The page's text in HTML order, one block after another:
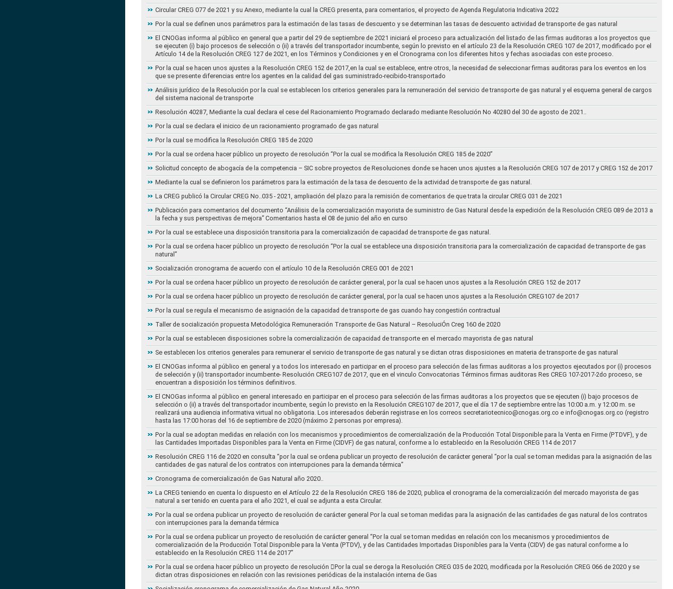
Circular CREG 077 de 2021 y su Anexo, mediante la cual la CREG presenta, para comentarios, el proyecto de Agenda Regulatoria Indicativa 2022
Por la cual se definen unos parámetros para la estimación de las tasas de descuento y se determinan las tasas de descuento actividad de transporte de gas natural
El CNOGas informa al público en general que a partir del 29 de septiembre de 2021 iniciará el proceso para actualización del listado de las firmas auditoras a los proyectos que
se ejecuten (i) bajo procesos de selección o (ii) a través del transportador incumbente, según lo previsto en el artículo 23 de la Resolución CREG 107 de 2017, modificado por el
Artículo 14 de la Resolución CREG 127 de 2021, en los Términos y Condiciones y en el Cronograma con los diferentes hitos y fechas asociadas con este proceso.
Por la cual se hacen unos ajustes a la Resolución CREG 152 de 2017,en la cual se establece, entre otros, la necesidad de seleccionar firmas auditoras para los eventos en los
que se presente diferencias entre los agentes en la calidad del gas suministrado-recibido-transportado
Análisis jurídico de la Resolución por la cual se establecen los criterios generales para la remuneración del servicio de transporte de gas natural y el esquema general de cargos
del sistema nacional de transporte
Resolución 40287, Mediante la cual declara el cese del Racionamiento Programado declarado mediante Resolución No 40280 del 30 de agosto de 2021..
Por la cual se declara el inicico de un racionamiento programado de gas natural
Por la cual se modifica la Resolución CREG 185 de 2020
Por la cual se ordena hacer público un proyecto de resolución “Por la cual se modifica la Resolución CREG 185 de 2020”
Solicitud concepto de abogacía de la competencia – SIC sobre proyectos de Resoluciones donde se hacen unos ajustes a la Resolución CREG 107 de 2017 y CREG 152 de 2017
Mediante la cual se definieron los parámetros para la estimación de la tasa de descuento de la actividad de transporte de gas natural.
La CREG publicó la Circular CREG No..035 - 2021, ampliación del plazo para la remisión de comentarios de que trata la circular CREG 031 de 2021
Publicación para comentarios del documento “Análisis de la comercialización mayorista de suministro de Gas Natural desde la expedición de la Resolución CREG 089 de 2013 a
la fecha y sus perspectivas de mejora” Comentarios hasta el 08 de junio del año en curso
Por la cual se establece una disposición transitoria para la comercialización de capacidad de transporte de gas natural.
Por la cual se ordena hacer público un proyecto de resolución “Por la cual se establece una disposición transitoria para la comercialización de capacidad de transporte de gas
natural”
Socialización cronograma de acuerdo con el artículo 10 de la Resolución CREG 001 de 2021
Por la cual se ordena hacer público un proyecto de resolución de carácter general, por la cual se hacen unos ajustes a la Resolución CREG 152 de 2017
Por la cual se ordena hacer público un proyecto de resolución de carácter general, por la cual se hacen unos ajustes a la Resolución CREG107 de 2017
Por la cual se regula el mecanismo de asignación de la capacidad de transporte de gas cuando hay congestión contractual
Taller de socialización propuesta Metodológica Remuneración Transporte de Gas Natural – ResoluciÓn Creg 160 de 2020
Por la cual se establecen disposiciones sobre la comercialización de capacidad de transporte en el mercado mayorista de gas natural
Se establecen los criterios generales para remunerar el servicio de transporte de gas natural y se dictan otras disposiciones en materia de transporte de gas natural
El CNOGas informa al público en general y a todos los interesado en participar en el proceso para selección de las firmas auditoras a los proyectos ejecutados por (i) procesos
de selección y (ii) transportador incumbente- Resolución CREG107 de 2017, que en el vinculo Convocatorias Términos firmas auditoras Res CREG 107-2017-2do proceso, se
encuentran a disposición los términos definitivos.
El CNOGas informa al público en general interesado en participar en el proceso para selección de las firmas auditoras a los proyectos que se ejecuten (i) bajo procesos de
selección o (ii) a través del transportador incumbente, según lo previsto en la Resolución CREG107 de 2017, que el día 17 de septiembre entre las 10:00 a.m. y 12:00 m. se
realizará una audiencia informativa virtual no obligatoria. Los interesados deberán registrase en los correos secretariotecnico@cnogas.org.co e info@cnogas.org.co (registro
hasta las 17:00 horas del 16 de septiembre de 2020 (máximo 2 personas por empresa).
Por la cual se adoptan medidas en relación con los mecanismos y procedimientos de comercialización de la Producción Total Disponible para la Venta en Firme (PTDVF), y de
las Cantidades Importadas Disponibles para la Venta en Firme (CIDVF) de gas natural, conforme a lo establecido en la Resolución CREG 114 de 2017
Resolución CREG 116 de 2020 en consulta “por la cual se ordena publicar un proyecto de resolución de carácter general “por la cual se toman medidas para la asignación de las
cantidades de gas natural de los contratos con interrupciones para la demanda térmica”
Cronograma de comercialización de Gas Natural año 2020..
La CREG teniendo en cuenta lo dispuesto en el Artículo 22 de la Resolución CREG 186 de 2020, publica el cronograma de la comercialización del mercado mayorista de gas
natural a ser tenido en cuenta para el año 2021, el cual se adjunta a esta Circular.
Por la cual se ordena publicar un proyecto de resolución de carácter general Por la cual se toman medidas para la asignación de las cantidades de gas natural de los contratos
con interrupciones para la demanda térmica
Por la cual se ordena publicar un proyecto de resolución de carácter general “Por la cual se toman medidas en relación con los mecanismos y procedimientos de
comercialización de la Producción Total Disponible para la Venta (PTDV), y de las Cantidades Importadas Disponibles para la Venta (CIDV) de gas natural conforme a lo
establecido en la Resolución CREG 114 de 2017”
Por la cual se ordena hacer público un proyecto de resolución 􀂴Por la cual se deroga la Resolución CREG 035 de 2020, modificada por la Resolución CREG 066 de 2020 y se
dictan otras disposiciones en relación con las revisiones periódicas de la instalación interna de Gas